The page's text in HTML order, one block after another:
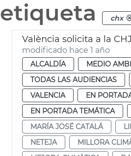
etiqueta
chx
modificado hace 1 año
ALCALDÍA
MEDIO
TODAS LAS AUDIENCIAS
VALENCIA
EN
EN PORTADA TEMÁTICA
MARÍA JOSÉ CATALÁ
NETEJA
MILLORA